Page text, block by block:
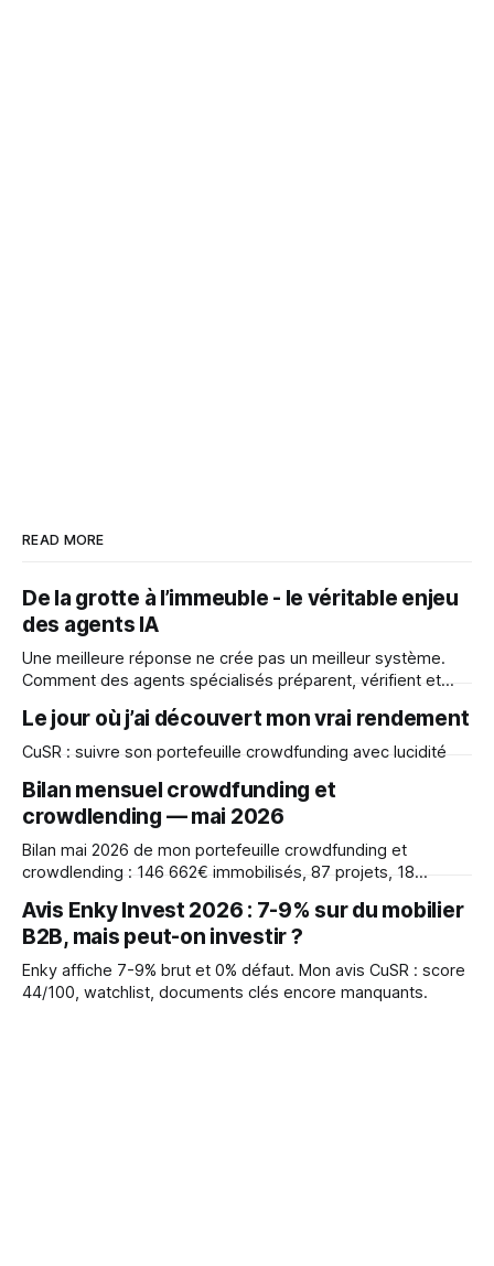
READ MORE
De la grotte à l’immeuble - le véritable enjeu
des agents IA
Une meilleure réponse ne crée pas un meilleur système.
Comment des agents spécialisés préparent, vérifient et
Le jour où j’ai découvert mon vrai rendement
CuSR : suivre son portefeuille crowdfunding avec lucidité
Bilan mensuel crowdfunding et
crowdlending — mai 2026
Bilan mai 2026 de mon portefeuille crowdfunding et
crowdlending : 146 662€ immobilisés, 87 projets, 18
des échecs (InSoil, Realty) et des leçons apprises après 3
ans.
Avis Enky Invest 2026 : 7-9% sur du mobilier
B2B, mais peut-on investir ?
Enky affiche 7-9% brut et 0% défaut. Mon avis CuSR : score
44/100, watchlist, documents clés encore manquants.